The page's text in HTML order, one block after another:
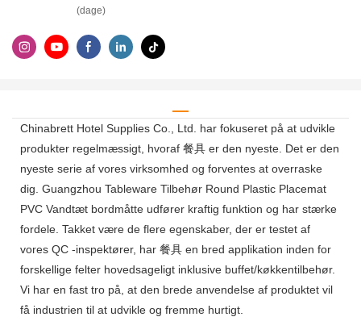
(dage)
Chinabrett Hotel Supplies Co., Ltd. har fokuseret på at udvikle
produkter regelmæssigt, hvoraf 餐具 er den nyeste. Det er den
nyeste serie af vores virksomhed og forventes at overraske
dig. Guangzhou Tableware Tilbehør Round Plastic Placemat
PVC Vandtæt bordmåtte udfører kraftig funktion og har stærke
fordele. Takket være de flere egenskaber, der er testet af
vores QC -inspektører, har 餐具 en bred applikation inden for
forskellige felter hovedsageligt inklusive buffet/køkkentilbehør.
Vi har en fast tro på, at den brede anvendelse af produktet vil
få industrien til at udvikle og fremme hurtigt.